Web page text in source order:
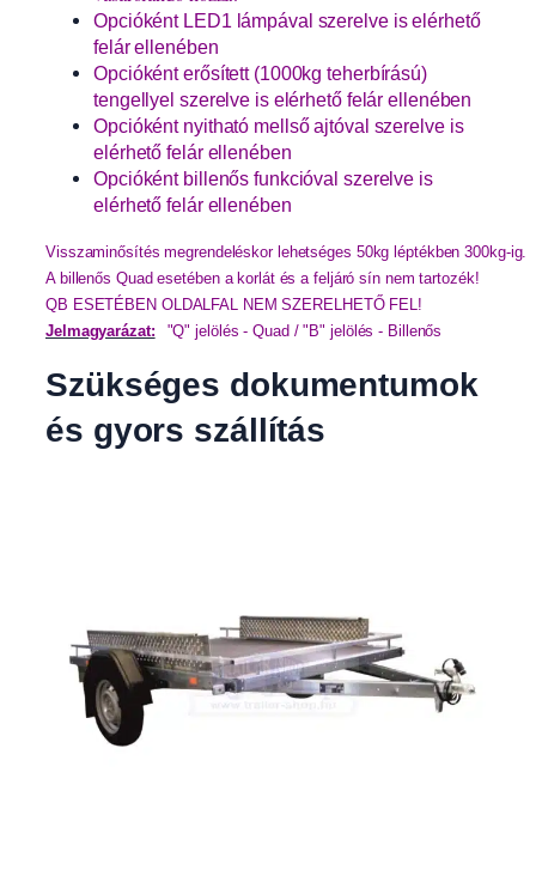
Opcióként LED1 lámpával szerelve is elérhető
felár ellenében
Opcióként erősített (1000kg teherbírású)
tengellyel szerelve is elérhető felár ellenében
Opcióként nyitható mellső ajtóval szerelve is
elérhető felár ellenében
Opcióként billenős funkcióval szerelve is
elérhető felár ellenében
Visszaminősítés megrendeléskor lehetséges 50kg léptékben 300kg-ig.
A billenős Quad esetében a korlát és a feljáró sín nem tartozék!
QB ESETÉBEN OLDALFAL NEM SZERELHETŐ FEL!
Jelmagyarázat:
"Q" jelölés - Quad / "B" jelölés - Billenős
Szükséges dokumentumok
és gyors szállítás